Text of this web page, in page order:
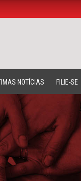
NOTÍCIAS FILIE-SE